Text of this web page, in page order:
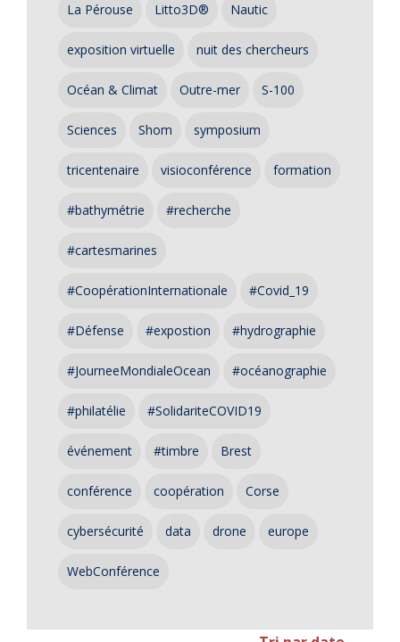
La Pérouse Litto3D® Nautic
exposition virtuelle nuit des chercheurs
Océan & Climat Outre-mer S-100
Sciences Shom symposium
tricentenaire visioconférence formation
#bathymétrie #recherche
#cartesmarines
#CoopérationInternationale #Covid_19
#Défense #expostion #hydrographie
#JourneeMondialeOcean #océanographie
#philatélie #SolidariteCOVID19
événement #timbre Brest
conférence coopération Corse
cybersécurité data drone europe
WebConférence